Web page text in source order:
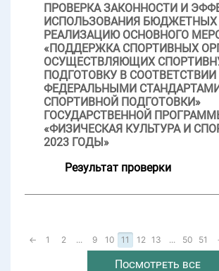
ПРОВЕРКА ЗАКОННОСТИ И
ИСПОЛЬЗОВАНИЯ БЮДЖЕТНЫХ
РЕАЛИЗАЦИЮ ОСНОВНОГО
«ПОДДЕРЖКА СПОРТИВНЫХ
ОСУЩЕСТВЛЯЮЩИХ
ПОДГОТОВКУ В СООТВЕТСТВИИ
ФЕДЕРАЛЬНЫМИ
СПОРТИВНОЙ ПОДГОТОВКИ»
ГОСУДАРСТВЕННОЙ
«ФИЗИЧЕСКАЯ КУЛЬТУРА И
2023 ГОДЫ»
Результат проверки
← 1 2 ... 9 10 11 12 13 ... 50 51
Посмотреть все